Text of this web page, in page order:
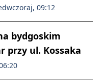
09:12
bydgoskim
przy ul. Kossaka